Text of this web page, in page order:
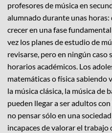
profesores de música en
alumnado durante unas horas:
crecer en una fase
vez los planes de estudio de
revisarse, pero en ningún caso
horarios académicos. Los
matemáticas o física sabiendo
la música clásica, la música de
pueden llegar a ser adultos
no pensar sólo en una
incapaces de valorar el trabajo